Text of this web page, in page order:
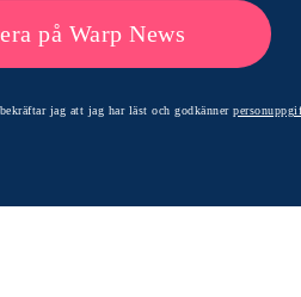
på Warp News
jag att jag har läst och godkänner